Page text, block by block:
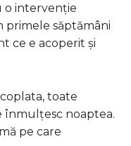
o intervenție
primele săptămâni
ce e acoperit și
toate
înmulțesc noaptea.
pe care